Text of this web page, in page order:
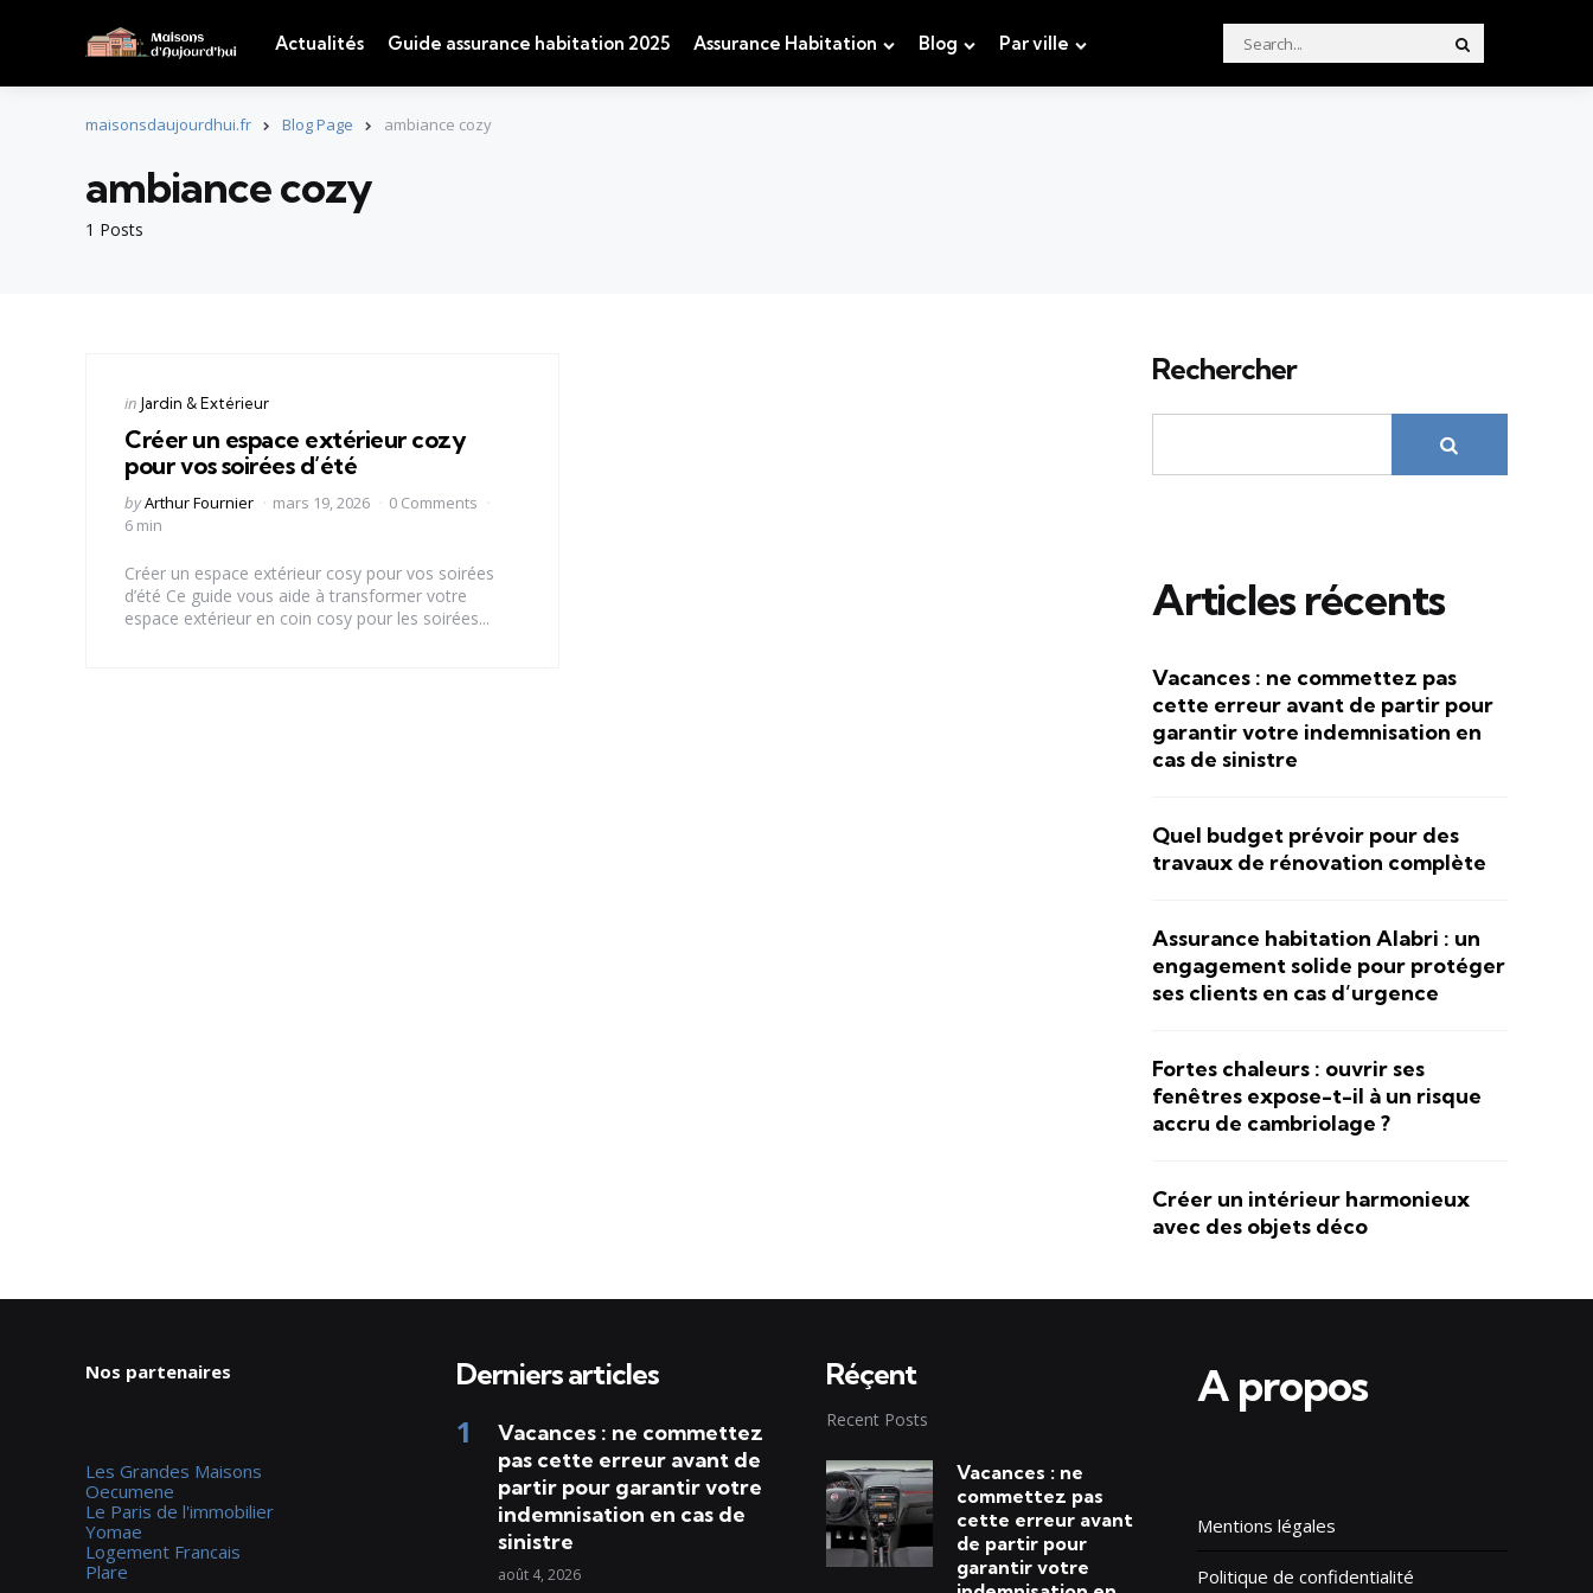
Actualités Guide assurance habitation 2025 Assurance Habitation Blog Par ville
Search
for:
maisonsdaujourdhui.fr Blog Page ambiance cozy
1 Posts
ambiance cozy
Categories
Posted
in Jardin & Extérieur
Créer un espace extérieur cozy
pour vos soirées d’été
Posted
by
byArthur Fournier mars 19, 2026
0 Comments
6 min
Créer un espace extérieur cosy pour vos soirées
d’été Ce guide vous aide à transformer votre
espace extérieur en coin cosy pour les soirées...
Rechercher
Articles récents
Vacances : ne commettez pas
cette erreur avant de partir pour
garantir votre indemnisation en
cas de sinistre
Quel budget prévoir pour des
travaux de rénovation complète
Assurance habitation Alabri : un
engagement solide pour protéger
ses clients en cas d’urgence
Fortes chaleurs : ouvrir ses
fenêtres expose-t-il à un risque
accru de cambriolage ?
Créer un intérieur harmonieux
avec des objets déco
Nos partenaires
Les Grandes Maisons
Oecumene
Le Paris de l'immobilier
Yomae
Logement Francais
Plare
Derniers articles
Vacances : ne commettez
pas cette erreur avant de
partir pour garantir votre
indemnisation en cas de
sinistre
août 4, 2026
Réçent
Recent Posts
Vacances : ne
commettez pas
cette erreur avant
de partir pour
garantir votre
A propos
Mentions légales
Politique de confidentialité